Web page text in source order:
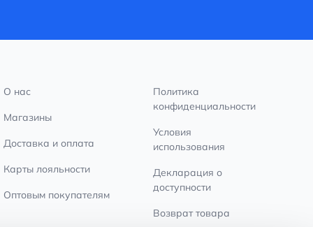
О нас
Магазины
Доставка и оплата
Карты лояльности
Оптовым покупателям
Политика
конфиденциальности
Условия
использования
Декларация о
доступности
Возврат товара